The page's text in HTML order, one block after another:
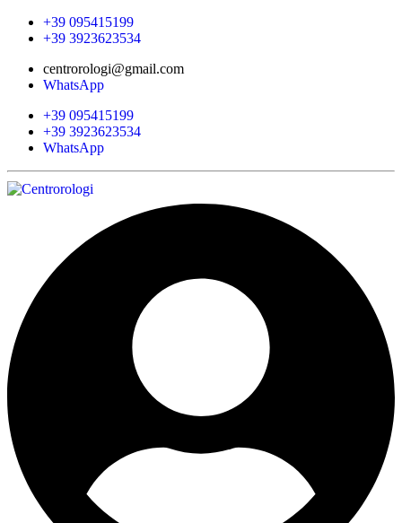
+39 095415199
+39 3923623534
centrorologi@gmail.com
WhatsApp
+39 095415199
+39 3923623534
WhatsApp